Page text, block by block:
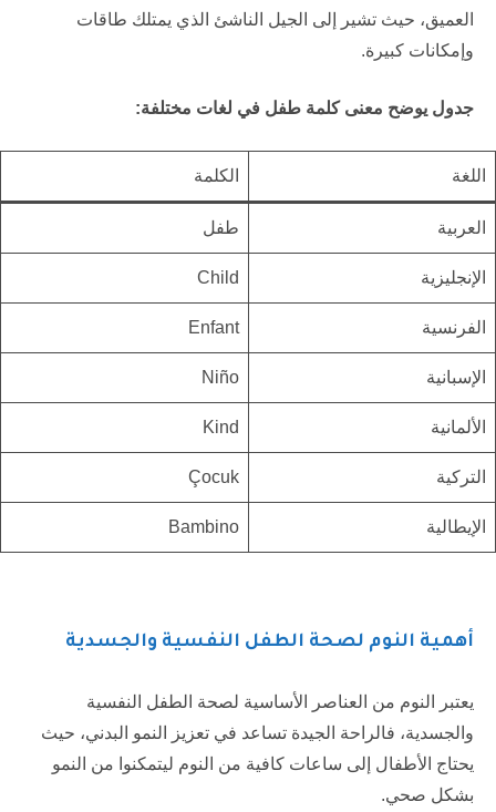
العميق، حيث تشير إلى الجيل الناشئ الذي يمتلك طاقات
وإمكانات كبيرة.
جدول يوضح معنى كلمة طفل في لغات مختلفة:
اللغة الكلمة
العربية طفل
الإنجليزية Child
الفرنسية Enfant
الإسبانية Niño
الألمانية Kind
التركية Çocuk
الإيطالية Bambino
أهمية النوم لصحة الطفل النفسية والجسدية
يعتبر النوم من العناصر الأساسية لصحة الطفل النفسية
والجسدية، فالراحة الجيدة تساعد في تعزيز النمو البدني، حيث
يحتاج الأطفال إلى ساعات كافية من النوم ليتمكنوا من النمو
بشكل صحي.